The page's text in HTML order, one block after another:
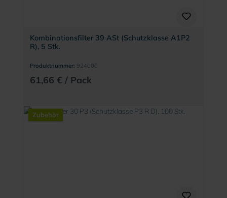
Kombinationsfilter 39 ASt (Schutzklasse A1P2
R), 5 Stk.
Produktnummer: 924000
61,66 € / Pack
Zubehör